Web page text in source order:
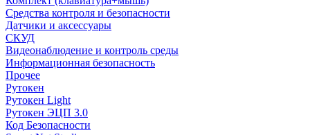
Средства контроля и безопасности
Датчики и аксессуары
СКУД
Видеонаблюдение и контроль среды
Информационная безопасность
Прочее
Рутокен
Рутокен Light
Рутокен ЭЦП 3.0
Код Безопасности